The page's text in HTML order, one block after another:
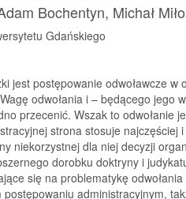
Bochentyn, Michał
Gdańskiego
jest postępowanie odwoławcze w
odwołania i – będącego jego
przecenić. Wszak to odwołanie
strona stosuje najczęściej
niekorzystnej dla niej decyzji
dorobku doktryny i
się na problematykę
postępowaniu administracyjnym,